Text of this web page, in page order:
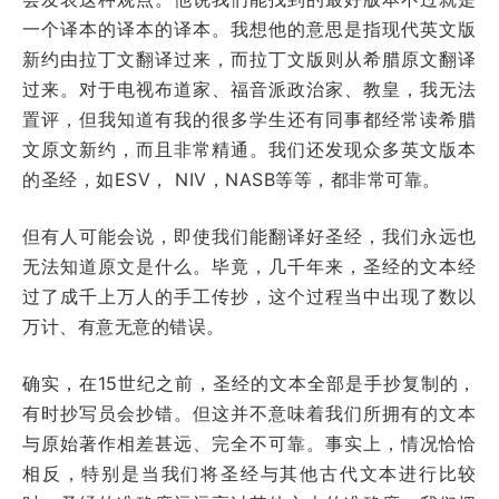
一个译本的译本的译本。我想他的意思是指现代英文版
新约由拉丁文翻译过来，而拉丁文版则从希腊原文翻译
过来。对于电视布道家、福音派政治家、教皇，我无法
置评，但我知道有我的很多学生还有同事都经常读希腊
文原文新约，而且非常精通。我们还发现众多英文版本
的圣经，如ESV， NIV，NASB等等，都非常可靠。
但有人可能会说，即使我们能翻译好圣经，我们永远也
无法知道原文是什么。毕竟，几千年来，圣经的文本经
过了成千上万人的手工传抄，这个过程当中出现了数以
万计、有意无意的错误。
确实，在15世纪之前，圣经的文本全部是手抄复制的，
有时抄写员会抄错。但这并不意味着我们所拥有的文本
与原始著作相差甚远、完全不可靠。事实上，情况恰恰
相反，特别是当我们将圣经与其他古代文本进行比较